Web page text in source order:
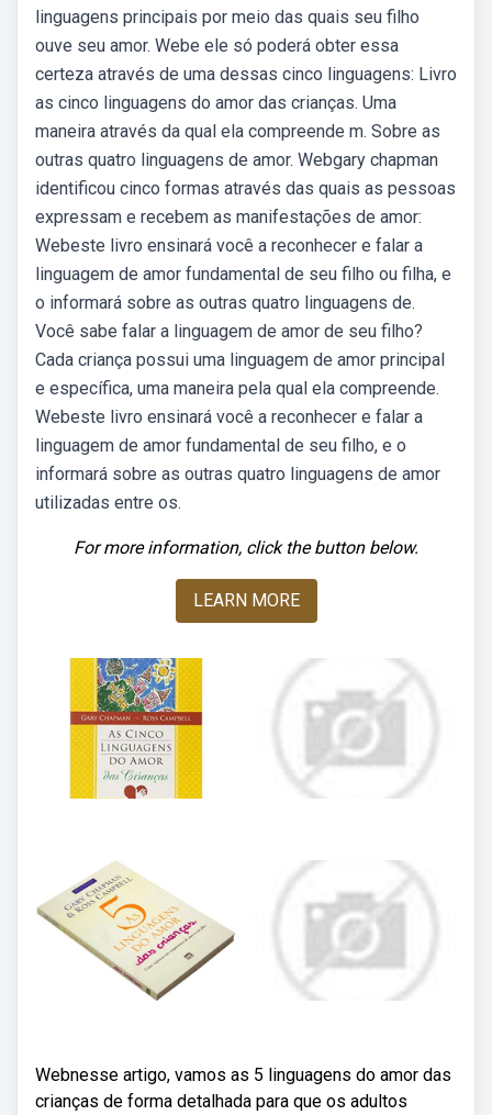
linguagens principais por meio das quais seu filho
ouve seu amor. Webe ele só poderá obter essa
certeza através de uma dessas cinco linguagens: Livro
as cinco linguagens do amor das crianças. Uma
maneira através da qual ela compreende m. Sobre as
outras quatro linguagens de amor. Webgary chapman
identificou cinco formas através das quais as pessoas
expressam e recebem as manifestações de amor:
Webeste livro ensinará você a reconhecer e falar a
linguagem de amor fundamental de seu filho ou filha, e
o informará sobre as outras quatro linguagens de.
Você sabe falar a linguagem de amor de seu filho?
Cada criança possui uma linguagem de amor principal
e específica, uma maneira pela qual ela compreende.
Webeste livro ensinará você a reconhecer e falar a
linguagem de amor fundamental de seu filho, e o
informará sobre as outras quatro linguagens de amor
utilizadas entre os.
For more information, click the button below.
LEARN MORE
Webnesse artigo, vamos as 5 linguagens do amor das
crianças de forma detalhada para que os adultos